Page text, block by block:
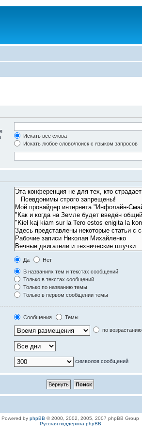
Искать все слова
Искать любое слово/поиск с языком запросов
Да
Нет
В названиях тем и текстах сообщений
Только в текстах сообщений
Только по названию темы
Только в первом сообщении темы
Сообщения
Темы
по возрастанию
символов сообщений
Powered by phpBB © 2000, 2002, 2005, 2007 phpBB Group
Русская поддержка phpBB